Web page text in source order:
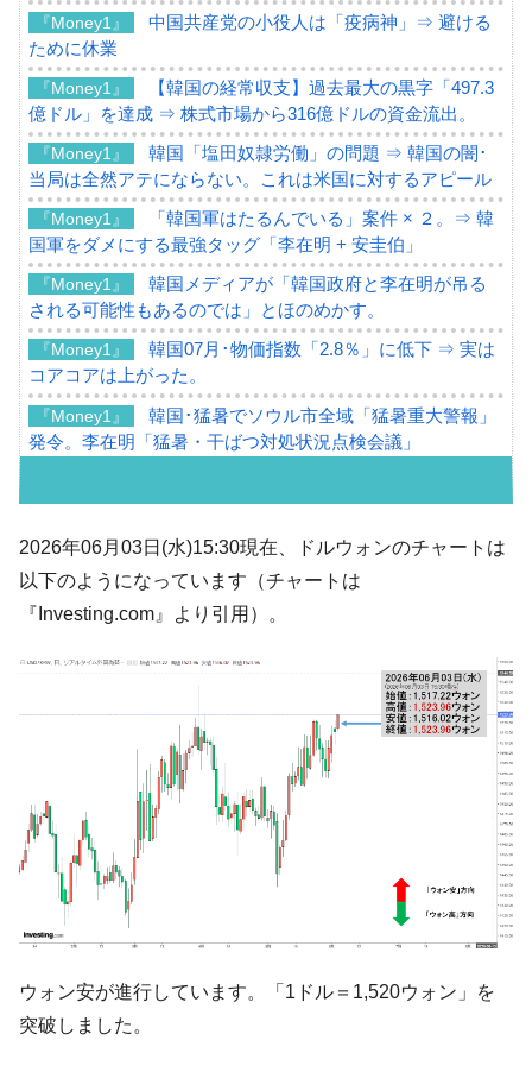
『Money1』
中国共産党の小役人は「疫病神」⇒ 避ける
ために休業
『Money1』
【韓国の経常収支】過去最大の黒字「497.3
億ドル」を達成 ⇒ 株式市場から316億ドルの資金流出。
『Money1』
韓国「塩田奴隷労働」の問題 ⇒ 韓国の闇･
当局は全然アテにならない。これは米国に対するアピール
『Money1』
「韓国軍はたるんでいる」案件 × ２。⇒ 韓
国軍をダメにする最強タッグ「李在明 + 安圭伯」
『Money1』
韓国メディアが「韓国政府と李在明が吊る
される可能性もあるのでは」とほのめかす。
『Money1』
韓国07月･物価指数「2.8％」に低下 ⇒ 実は
コアコアは上がった。
『Money1』
韓国･猛暑でソウル市全域「猛暑重大警報」
発令。李在明「猛暑・干ばつ対処状況点検会議」
07月販売台数は去年のほぼ半分「71台」しか売れなかっ
た。『起亜』は9台だけ
『Money1』
韓国「信用赦免を何回やっても、何回やっ
落！
『Money1』
韓国K9専用砲弾･装薬自動供給装甲車両･珍
韓国「2026年07月の輸出入」絶好調。半導
体だけで410億ドル、輸出全体の41％もある
韓国･李在明「青年層の雇用状況が悪い。せ
や、若者に起業させよう」⇒ どんな雇用対策だソレ。
『Money1』
【韓国の外貨準備】2026年07月は4,279億ド
ル。外平債の発行「19.4億ドル」
『Money1』
韓国「ここは北朝鮮なのか。選管がサーバ
ーにウソのデータを入力したのは明白だ」
『Money1』
韓国･李在明さっそく不動産対策で浅薄な発
言。
2026年06月03日(水)15:30現在、ドルウォンのチャートは
以下のようになっています（チャートは
『Investing.com』より引用）。
ウォン安が進行しています。「1ドル＝1,520ウォン」を
突破しました。